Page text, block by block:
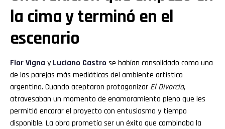
la cima y terminó en el
escenario
FlorVigna y Luciano Castro se habían consolidado como una
de las parejas más mediáticas del ambiente artístico
argentino. Cuando aceptaron protagonizar El Divorcio,
atravesaban un momento de enamoramiento pleno que les
permitió encarar el proyecto con entusiasmo y tiempo
disponible. La obra prometía ser un éxito que combinaba la